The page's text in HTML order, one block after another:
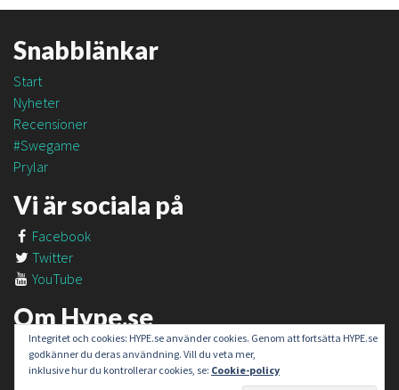
Snabblänkar
Start
Nyheter
Recensioner
#Swegame
Prylar
Vi är sociala på
Facebook
Twitter
YouTube
Om Hype.se
Om oss
Om #SweGame
Integritet och cookies: HYPE.se använder cookies. Genom att fortsätta HYPE.se
godkänner du deras användning. Vill du veta mer,
inklusive hur du kontrollerar cookies, se: Cookie-policy